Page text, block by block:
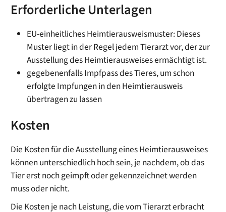
Erforderliche Unterlagen
EU-einheitliches Heimtierausweismuster: Dieses
Muster liegt in der Regel jedem Tierarzt vor, der zur
Ausstellung des Heimtierausweises ermächtigt ist.
gegebenenfalls Impfpass des Tieres, um schon
erfolgte Impfungen in den Heimtierausweis
übertragen zu lassen
Kosten
Die Kosten für die Ausstellung eines Heimtierausweises
können unterschiedlich hoch sein, je nachdem, ob das
Tier erst noch geimpft oder gekennzeichnet werden
muss oder nicht.
Die Kosten je nach Leistung, die vom Tierarzt erbracht